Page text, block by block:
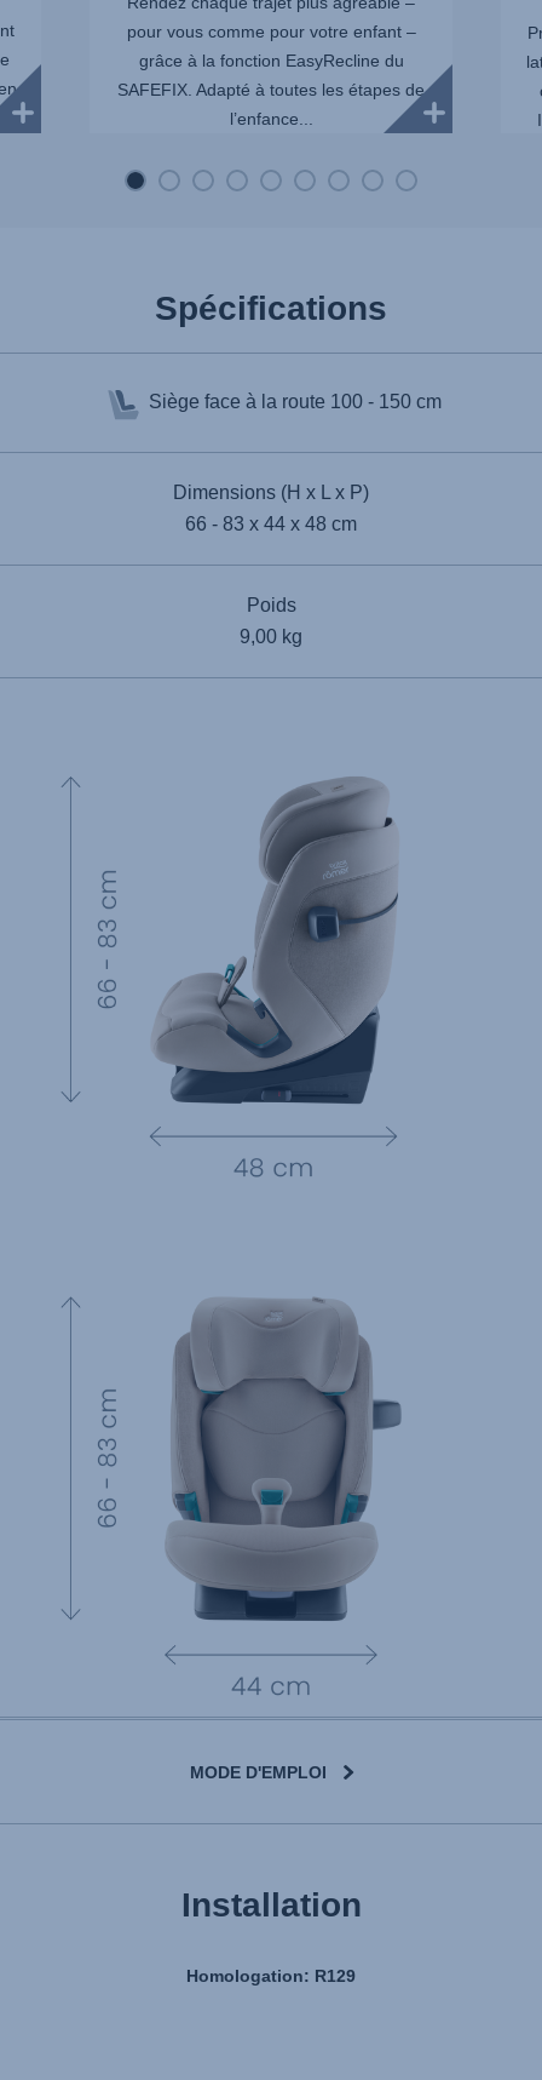
pour vous comme pour votre enfant –
grâce à la fonction EasyRecline du
SAFEFIX. Adapté à toutes les étapes de
l’enfance...
Spécifications
Siège face à la route 100 - 150 cm
Dimensions (H x L x P)
66 - 83 x 44 x 48 cm
Poids
9,00 kg
MODE D'EMPLOI
Installation
Homologation: R129